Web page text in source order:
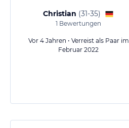
Christian (31-35)
1 Bewertungen
Vor 4 Jahren • Verreist als Paar im
Februar 2022